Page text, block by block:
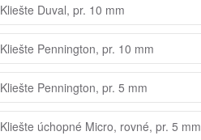
Kliešte Duval, pr. 10 mm
Kliešte Pennington, pr. 10 mm
Kliešte Pennington, pr. 5 mm
Kliešte úchopné Micro, rovné, pr. 5 mm